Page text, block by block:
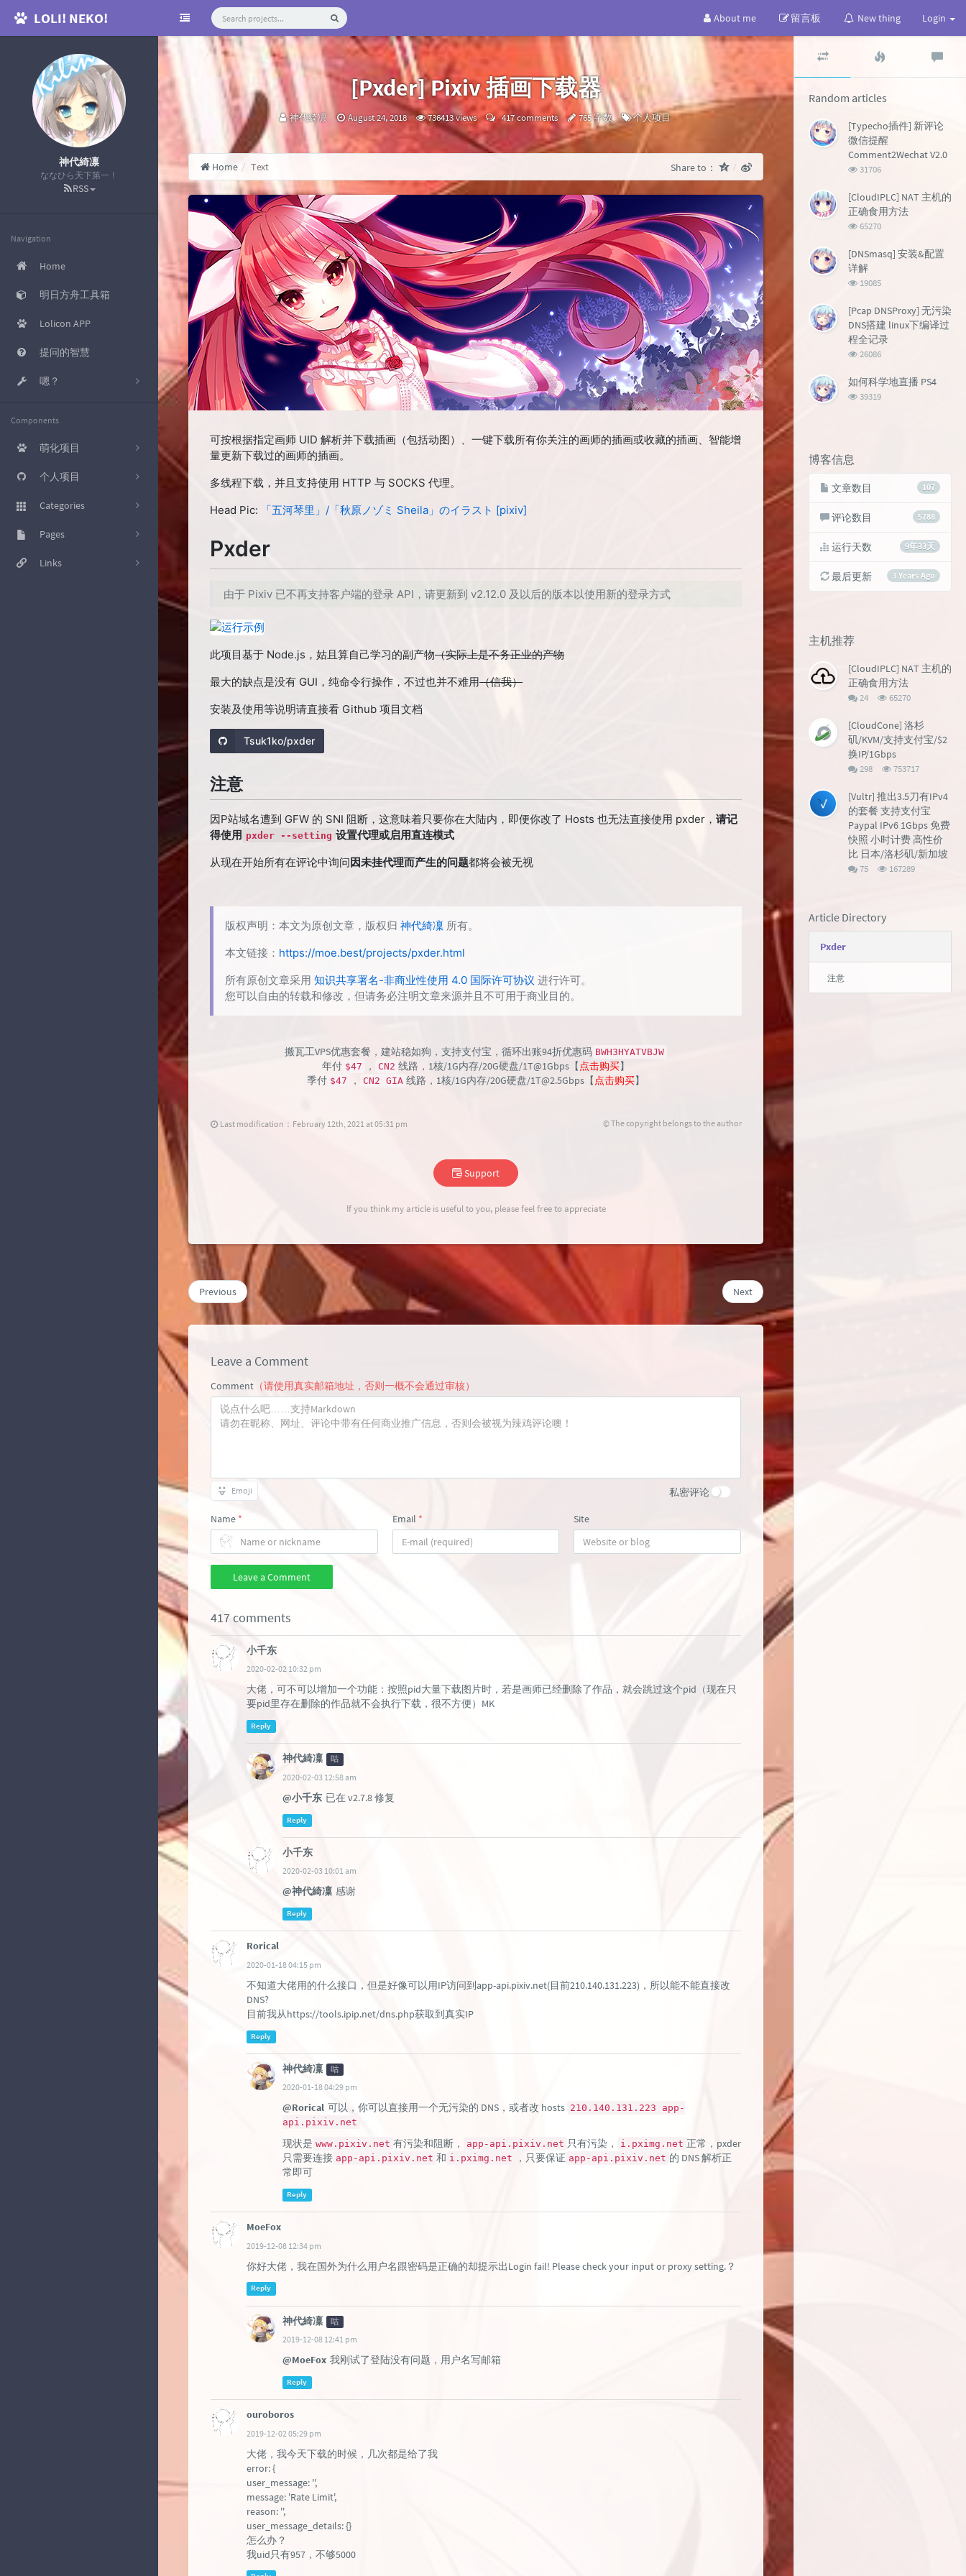
LOLI! NEKO! About me 留言板 New thing Login
神代綺凛
ななひら天下第一！
RSS
Navigation
Home
明日方舟工具箱
Lolicon APP
提问的智慧
嗯？
Components
萌化项目
[已完结] 哔哩哔哩
题
[Photoshop CC 2017] 启动
个人项目
[Typecho插件] 新评论推送
直播弹幕展示
Categories
17
杂七杂八的
20
好东西就应该分享出来
Pages
友情链接
Links
[Pxder] Pixiv 插画下载器
咕：
神代綺凛
发
时
间：
August 24, 2018 736413 views 417 comments 765 字数 Categories：
个人项目
Home Text Share to：
可按根据指定画师 UID 解析并下载插画（包括动图）、一键下载所有你关注的画师的插画或收藏的插画、智能增
量更新下载过的画师的插画。
多线程下载，并且支持使用 HTTP 与 SOCKS 代理。
Head Pic:
「五河琴里」/「秋原ノゾミ Sheila」のイラスト [pixiv]
Pxder
由于 Pixiv 已不再支持客户端的登录 API，请更新到 v2.12.0 及以后的版本以使用新的登录方式
此项目基于 Node.js，姑且算自己学习的副产物（实际上是不务正业的产物
最大的缺点是没有 GUI，纯命令行操作，不过也并不难用（信我）
安装及使用等说明请直接看 Github 项目文档
Tsuk1ko/pxder
注意
因P站域名遭到 GFW 的 SNI 阻断，这意味着只要你在大陆内，即便你改了 Hosts 也无法直接使用 pxder， 请记
得使用 pxder --setting 设置代理或启用直连模式
从现在开始所有在评论中询问因未挂代理而产生的问题都将会被无视
版权声明：本文为原创文章，版权归 神代綺凜 所有。
本文链接： https://moe.best/projects/pxder.html
所有原创文章采用 知识共享署名-非商业性使用 4.0 国际许可协议 进行许可。
您可以自由的转载和修改，但请务必注明文章来源并且不可用于商业目的。
搬瓦工VPS优惠套餐，建站稳如狗，支持支付宝，循环出账94折优惠码 BWH3HYATVBJW
年付 $47 ， CN2 线路，1核/1G内存/20G硬盘/1T@1Gbps【点击购买】
季付 $47 ， CN2 GIA 线路，1核/1G内存/20G硬盘/1T@2.5Gbps【点击购买】
Last modification：February 12th, 2021 at 05:31 pm © The copyright belongs to the author
Support
If you think my article is useful to you, please feel free to appreciate
Next
Previous
Leave a Comment
Comment （请使用真实邮箱地址，否则一概不会通过审核）
Emoji 私密评论
Name * Email * Site
Leave a Comment
417 comments
小千东
2020-02-02 10:32 pm
大佬，可不可以增加一个功能：按照pid大量下载图片时，若是画师已经删除了作品，就会跳过这个pid（现在只
要pid里存在删除的作品就不会执行下载，很不方便）MK
Reply
神代綺凜 咕
2020-02-03 12:58 am
@小千东 已在 v2.7.8 修复
Reply
小千东
2020-02-03 10:01 am
@神代綺凜 感谢
Reply
Rorical
2020-01-18 04:15 pm
不知道大佬用的什么接口，但是好像可以用IP访问到app-api.pixiv.net(目前210.140.131.223)，所以能不能直接改
DNS?
目前我从https://tools.ipip.net/dns.php获取到真实IP
Reply
神代綺凜 咕
2020-01-18 04:29 pm
@Rorical 可以，你可以直接用一个无污染的 DNS，或者改 hosts 210.140.131.223 app-
api.pixiv.net
现状是 www.pixiv.net 有污染和阻断， app-api.pixiv.net 只有污染， i.pximg.net 正常，pxder
只需要连接 app-api.pixiv.net 和 i.pximg.net ，只要保证 app-api.pixiv.net 的 DNS 解析正
常即可
Reply
MoeFox
2019-12-08 12:34 pm
你好大佬，我在国外为什么用户名跟密码是正确的却提示出Login fail! Please check your input or proxy setting.？
Reply
神代綺凜 咕
2019-12-08 12:41 pm
@MoeFox 我刚试了登陆没有问题，用户名写邮箱
Reply
ouroboros
2019-12-02 05:29 pm
大佬，我今天下载的时候，几次都是给了我
error: {
user_message: '',
message: 'Rate Limit',
reason: '',
user_message_details: {}
怎么办？
我uid只有957，不够5000
Random articles
[Typecho插件] 新评论
微信提醒
Comment2Wechat V2.0
浏
次
数:
31706
[CloudIPLC] NAT 主机的
正确食用方法
浏
次
数:
65270
[DNSmasq] 安装&配置
详解
浏
次
数:
19085
[Pcap DNSProxy] 无污染
DNS搭建 linux下编译过
程全记录
浏
次
数:
26086
如何科学地直播 PS4
浏
39319
博客信息
107
文章数目
5788
评论数目
9年33天
运行天数
3 Years Ago
最后更新
主机推荐
[CloudIPLC] NAT 主机的
正确食用方法
评
数：
24
浏
次
数:
65270
[CloudCone] 洛杉
矶/KVM/支持支付宝/$2
换IP/1Gbps
评
数：
298
浏
次
数:
753717
[Vultr] 推出3.5刀有IPv4
的套餐 支持支付宝
Paypal IPv6 1Gbps 免费
快照 小时计费 高性价
比 日本/洛杉矶/新加坡
评
75
浏
167289
Article Directory
Pxder
注意